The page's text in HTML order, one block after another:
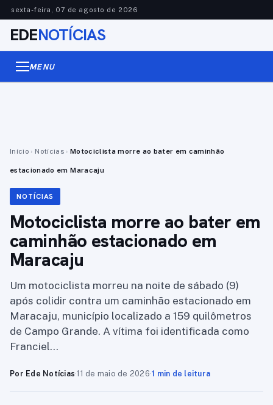
sexta-feira, 07 de agosto de 2026
EDENOTÍCIAS
MENU
Início › Notícias › Motociclista morre ao bater em caminhão
estacionado em Maracaju
NOTÍCIAS
Motociclista morre ao bater em
caminhão estacionado em
Maracaju
Um motociclista morreu na noite de sábado (9)
após colidir contra um caminhão estacionado em
Maracaju, município localizado a 159 quilômetros
de Campo Grande. A vítima foi identificada como
Franciel…
Por Ede Notícias·11 de maio de 2026·1 min de leitura